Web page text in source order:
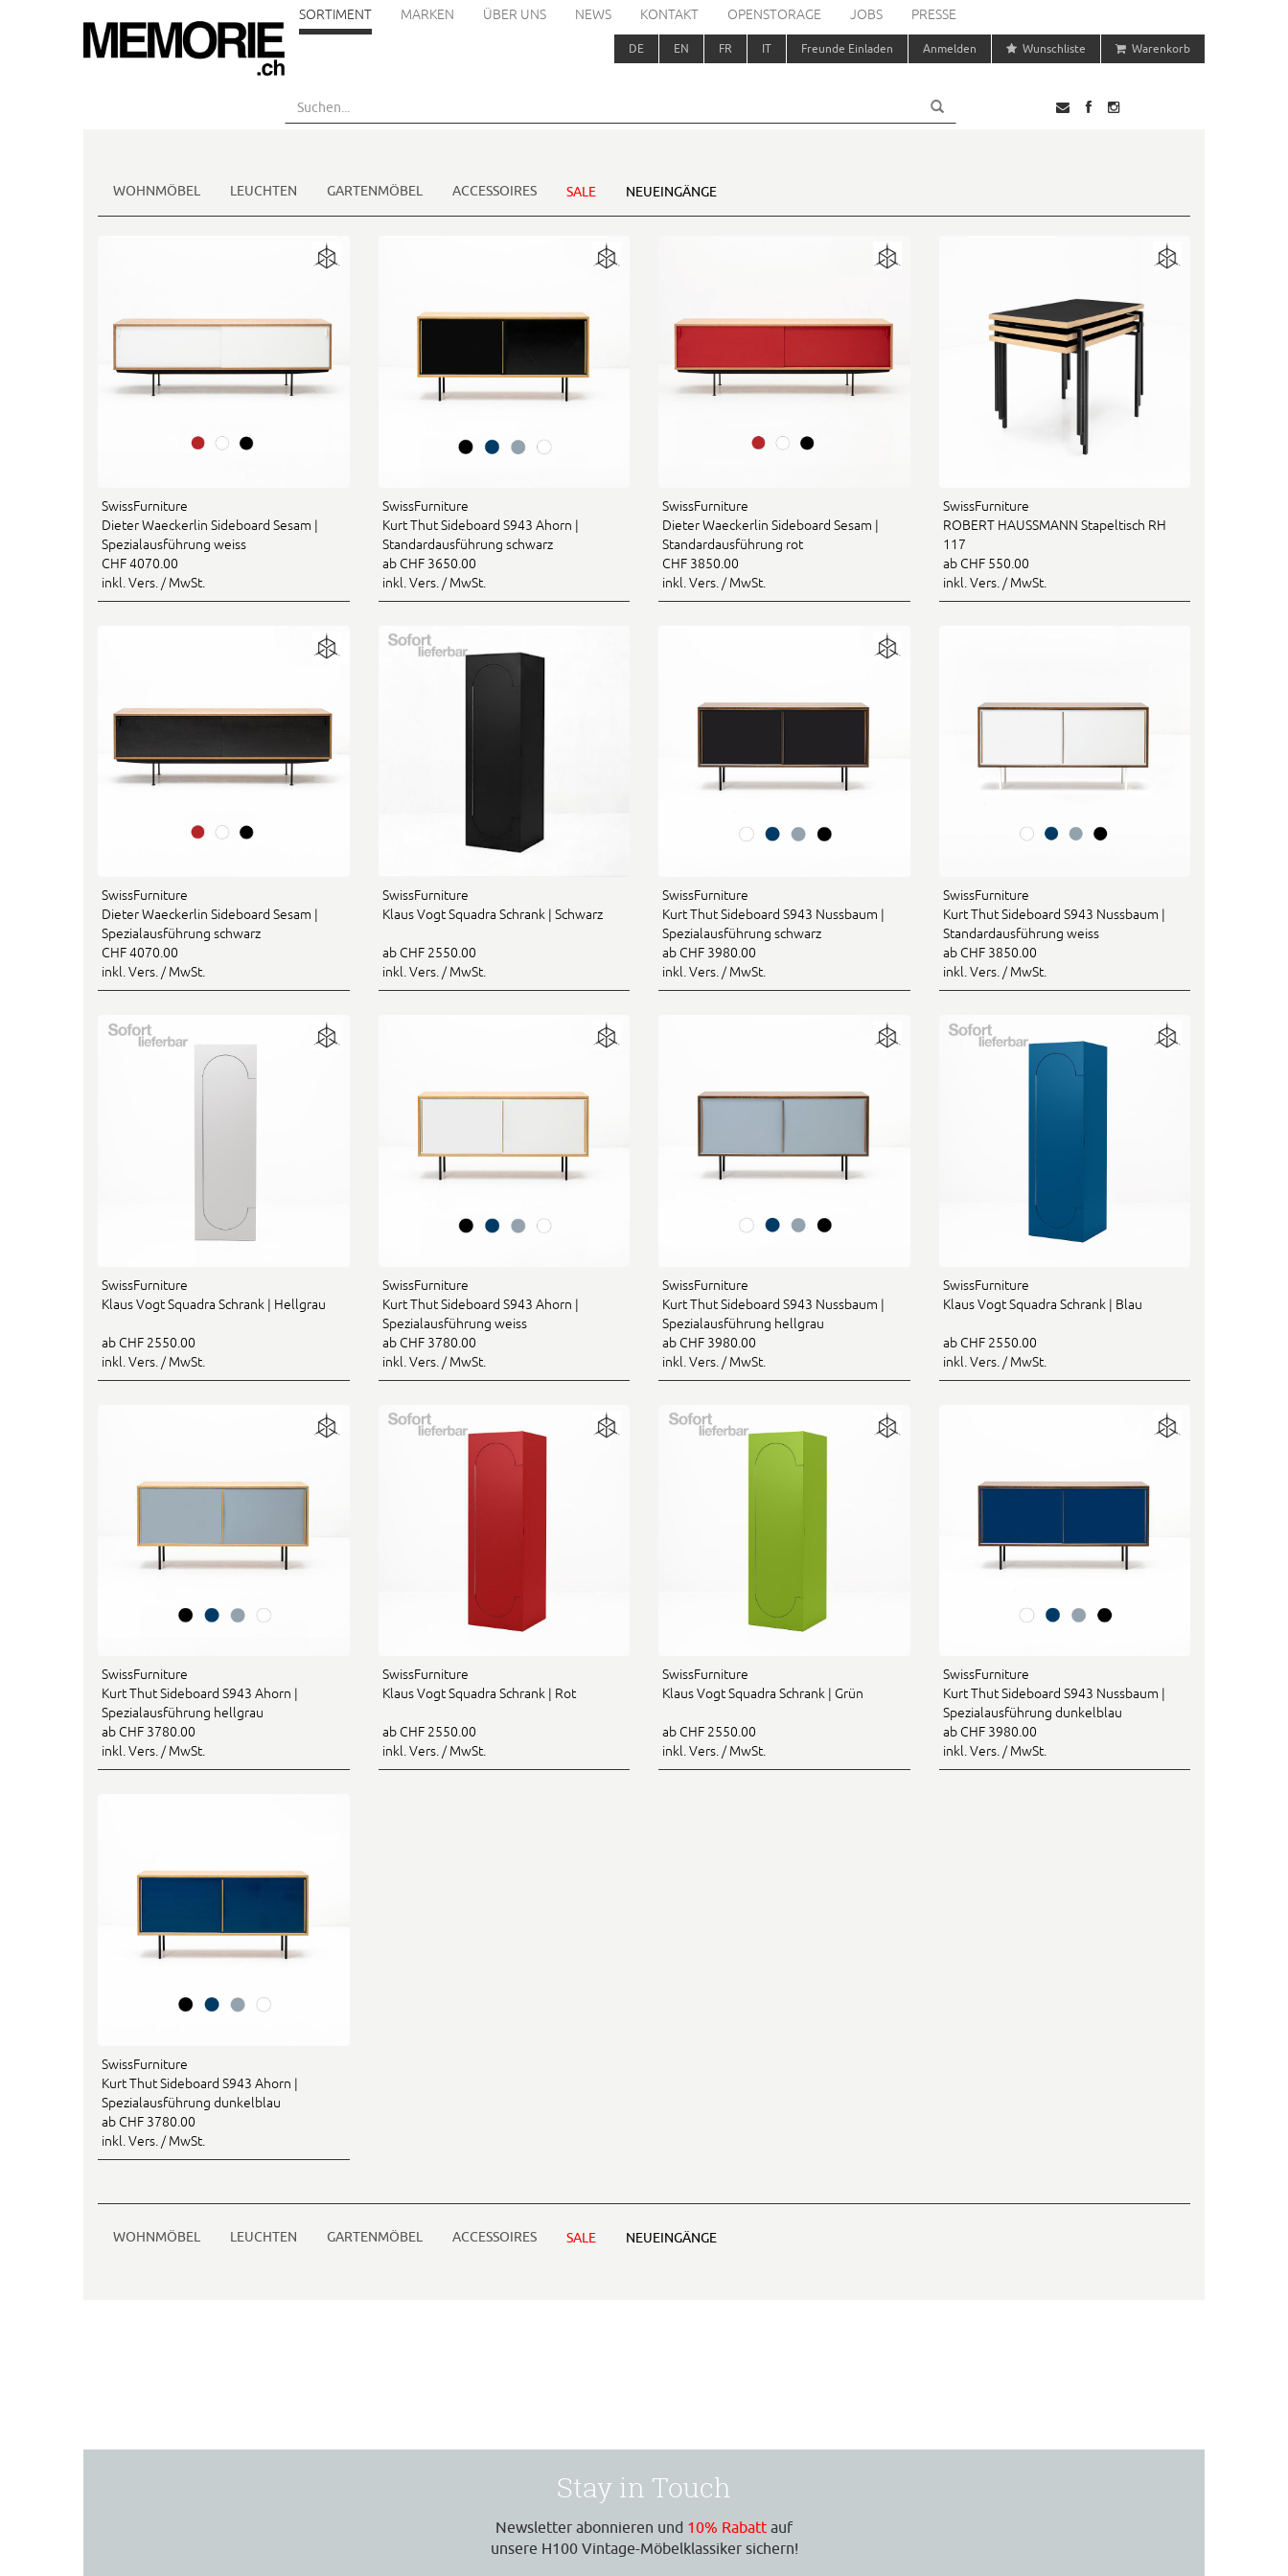
SORTIMENT MARKEN ÜBER UNS NEWS KONTAKT OPENSTORAGE JOBS PRESSE
DE EN FR IT Freunde Einladen Anmelden Wunschliste Warenkorb
WOHNMÖBEL LEUCHTEN GARTENMÖBEL ACCESSOIRES SALE NEUEINGÄNGE
SwissFurniture
Dieter Waeckerlin Sideboard Sesam |
Spezialausführung weiss
CHF 4070.00
inkl. Vers. / MwSt.
SwissFurniture
Kurt Thut Sideboard S943 Ahorn |
Standardausführung schwarz
ab CHF 3650.00
inkl. Vers. / MwSt.
SwissFurniture
Dieter Waeckerlin Sideboard Sesam |
Standardausführung rot
CHF 3850.00
inkl. Vers. / MwSt.
SwissFurniture
ROBERT HAUSSMANN Stapeltisch RH
117
ab CHF 550.00
inkl. Vers. / MwSt.
SwissFurniture
Dieter Waeckerlin Sideboard Sesam |
Spezialausführung schwarz
CHF 4070.00
inkl. Vers. / MwSt.
SwissFurniture
Klaus Vogt Squadra Schrank | Schwarz
ab CHF 2550.00
inkl. Vers. / MwSt.
SwissFurniture
Kurt Thut Sideboard S943 Nussbaum |
Spezialausführung schwarz
ab CHF 3980.00
inkl. Vers. / MwSt.
SwissFurniture
Kurt Thut Sideboard S943 Nussbaum |
Standardausführung weiss
ab CHF 3850.00
inkl. Vers. / MwSt.
SwissFurniture
Klaus Vogt Squadra Schrank | Hellgrau
ab CHF 2550.00
inkl. Vers. / MwSt.
SwissFurniture
Kurt Thut Sideboard S943 Ahorn |
Spezialausführung weiss
ab CHF 3780.00
inkl. Vers. / MwSt.
SwissFurniture
Kurt Thut Sideboard S943 Nussbaum |
Spezialausführung hellgrau
ab CHF 3980.00
inkl. Vers. / MwSt.
SwissFurniture
Klaus Vogt Squadra Schrank | Blau
ab CHF 2550.00
inkl. Vers. / MwSt.
SwissFurniture
Kurt Thut Sideboard S943 Ahorn |
Spezialausführung hellgrau
ab CHF 3780.00
inkl. Vers. / MwSt.
SwissFurniture
Klaus Vogt Squadra Schrank | Rot
ab CHF 2550.00
inkl. Vers. / MwSt.
SwissFurniture
Klaus Vogt Squadra Schrank | Grün
ab CHF 2550.00
inkl. Vers. / MwSt.
SwissFurniture
Kurt Thut Sideboard S943 Nussbaum |
Spezialausführung dunkelblau
ab CHF 3980.00
inkl. Vers. / MwSt.
SwissFurniture
Kurt Thut Sideboard S943 Ahorn |
Spezialausführung dunkelblau
ab CHF 3780.00
inkl. Vers. / MwSt.
WOHNMÖBEL LEUCHTEN GARTENMÖBEL ACCESSOIRES SALE NEUEINGÄNGE
Stay in Touch
Newsletter abonnieren und 10% Rabatt auf
unsere H100 Vintage-Möbelklassiker sichern!